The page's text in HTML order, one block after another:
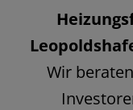
Wir